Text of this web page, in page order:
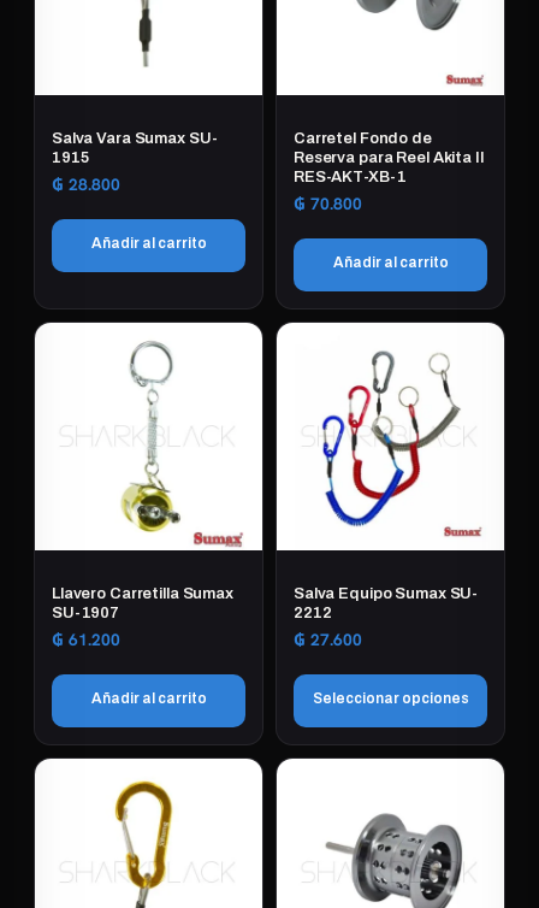
Salva Vara Sumax SU-
1915
₲ 28.800
Añadir al carrito
Carretel Fondo de
Reserva para Reel Akita II
RES-AKT-XB-1
₲ 70.800
Añadir al carrito
Llavero Carretilla Sumax
SU-1907
₲ 61.200
Añadir al carrito
Salva Equipo Sumax SU-
2212
₲ 27.600
Seleccionar opciones
Este
múltiples
variantes.